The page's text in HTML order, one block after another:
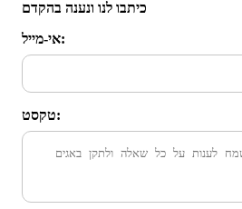
כיתבו לנו ונענה בהקדם
אי-מייל:
טקסט: